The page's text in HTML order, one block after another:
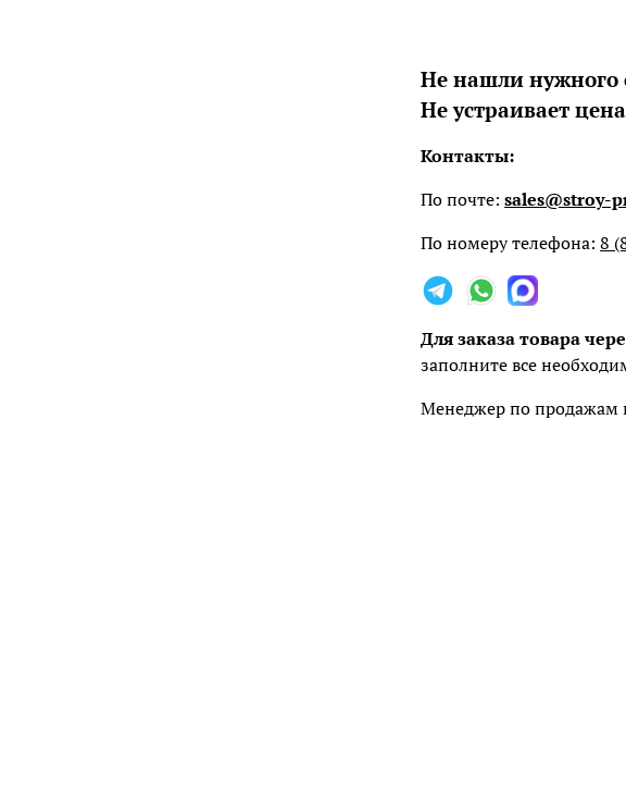
Не нашли нужного
Не устраивает
Контакты:
По почте:sales@stroy-
По номеру телефона:8
Для заказа товара
заполните все
Менеджер по продажам